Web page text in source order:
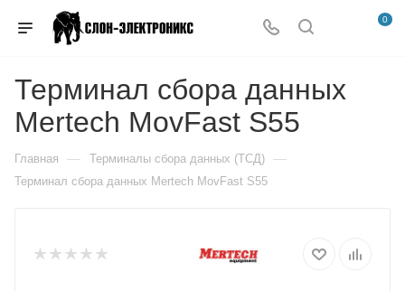
0
Терминал сбора данных
Mertech MovFast S55
Главная — Терминалы сбора данных (ТСД) —
Терминал сбора данных Mertech MovFast S55